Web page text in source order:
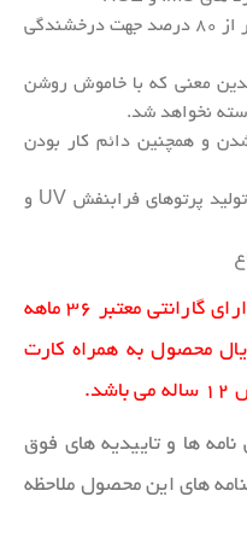
بیشتر از ۸۰ درصد جهت درخشندگی
معنی که با خاموش روشن
نخواهد شد.
و همچنین دائم کار بودن
بهداشت بالای نور به دلیل عدم تولید پرتوهای فرابنفش UV و
چراغ سوله ای لنزدار ۱۵۰ وات دارای گارانتی معتبر ۳۶ ماهه
سریال محصول به همراه کارت
ها و تاییدیه های فوق
های این محصول ملاحظه